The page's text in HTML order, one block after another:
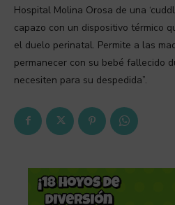
Hospital Molina Orosa de una
capazo con un dispositivo térmico
el duelo perinatal. Permite a las
permanecer con su bebé fallecido
necesiten para su despedida”.